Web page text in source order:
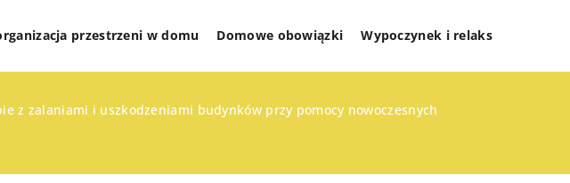
przestrzeni w domu Domowe obowiązki Wypoczynek i relaks
z zalaniami i uszkodzeniami budynków przy pomocy nowoczesnych